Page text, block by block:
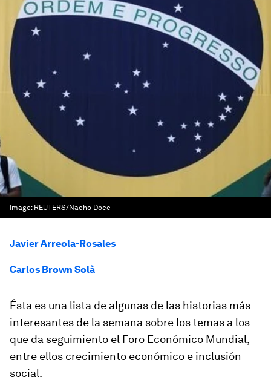
Image: REUTERS/Nacho Doce
Javier Arreola-Rosales
Carlos Brown Solà
Ésta es una lista de algunas de las historias más
interesantes de la semana sobre los temas a los
que da seguimiento el Foro Económico Mundial,
entre ellos crecimiento económico e inclusión
social.